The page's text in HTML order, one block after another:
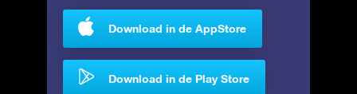
Download in de AppStore
Download in de Play Store